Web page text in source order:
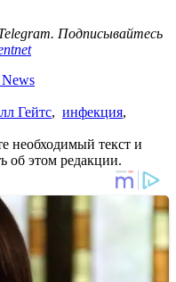
Подписывайтесь
Гейтс, инфекция,
необходимый текст и
об этом редакции.